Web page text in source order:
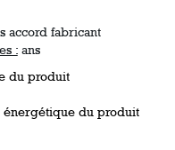
accord fabricant
:ans
du produit
énergétique du produit